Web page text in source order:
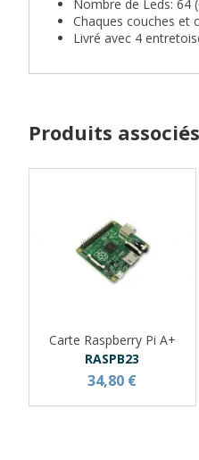
Nombre de Leds: 64
Chaques couches et
Livré avec 4
Produits associés
Carte Raspberry Pi A+
RASPB23
34,80 €